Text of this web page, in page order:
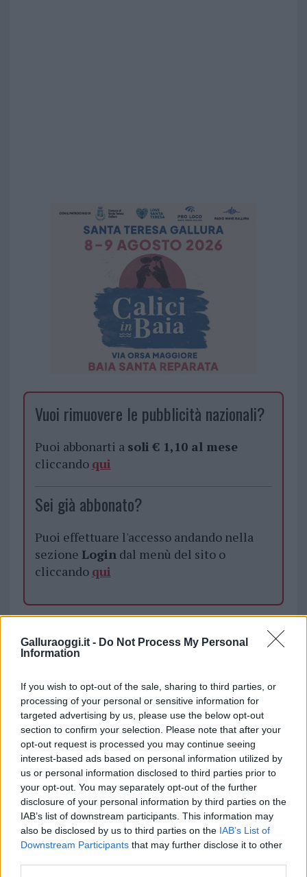
Galluraoggi.it - Do Not Process My Personal
Information
If you wish to opt-out of the sale, sharing to third parties, or
processing of your personal or sensitive information for
targeted advertising by us, please use the below opt-out
section to confirm your selection. Please note that after your
opt-out request is processed you may continue seeing
interest-based ads based on personal information utilized by
us or personal information disclosed to third parties prior to
your opt-out. You may separately opt-out of the further
disclosure of your personal information by third parties on the
IAB’s list of downstream participants. This information may
also be disclosed by us to third parties on the IAB’s List of
Downstream Participants that may further disclose it to other
Vuoi rimuovere le pubblicità nazionali?
Puoi abbonarti a soli € 1,10 al mese
cliccando qui
Sei già abbonato?
Puoi effettuare l'accesso andando nella
sezione Logindal menù del sito o
cliccando qui
Su WhatsApp al numero +39
345 356 7512
Notizie in tempo reale?
Entra nel canale telegram di
GalluraOggi.it